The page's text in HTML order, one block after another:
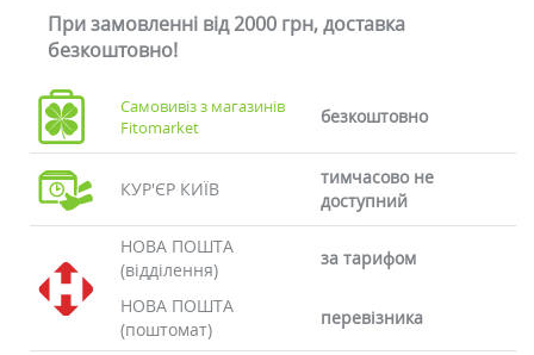
При замовленні від 2000 грн, доставка
безкоштовно!
Самовивіз з магазинів
Fitomarket
безкоштовно
КУР'ЄР КИЇВ
тимчасово не
доступний
НОВА ПОШТА
(відділення)
за тарифом
НОВА ПОШТА
(поштомат)
перевізника